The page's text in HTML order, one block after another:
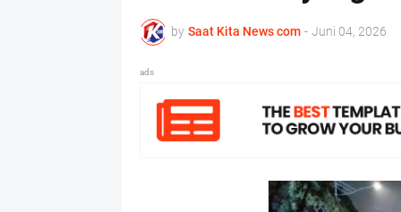
by Saat Kita News com - Juni 04, 2026
ads